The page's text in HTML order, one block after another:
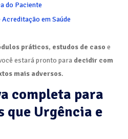
do Paciente
em Saúde
práticos, estudos de caso e
estará pronto para decidir com
mais adversos.
completa para
que Urgência e